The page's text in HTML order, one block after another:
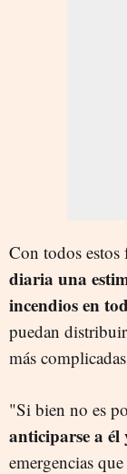
Con todos estos
diaria una
incendios en
puedan
más
"Si bien no es
anticiparse a él
emergencias